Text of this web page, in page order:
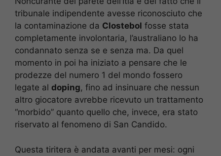
tribunale indipendente avesse riconosciuto che
la contaminazione da Clostebol fosse stata
completamente involontaria, l’australiano lo ha
condannato senza se e senza ma. Da quel
momento in poi ha iniziato a pensare che le
prodezze del numero 1 del mondo fossero
legate al doping, fino ad insinuare che nessun
altro giocatore avrebbe ricevuto un trattamento
“morbido” quanto quello che, invece, era stato
riservato al fenomeno di San Candido.
Questa tiritera è andata avanti per mesi: ogni